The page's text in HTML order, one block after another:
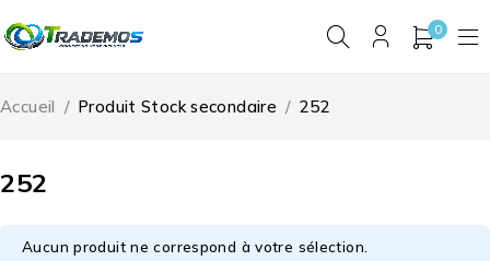
0
252
Accueil / Produit Stock secondaire / 252
Aucun produit ne correspond à votre sélection.